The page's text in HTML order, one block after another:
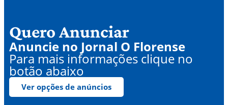
Quero Anunciar
Anuncie no Jornal O Florense
Para mais informações clique no
botão abaixo
Ver opções de anúncios